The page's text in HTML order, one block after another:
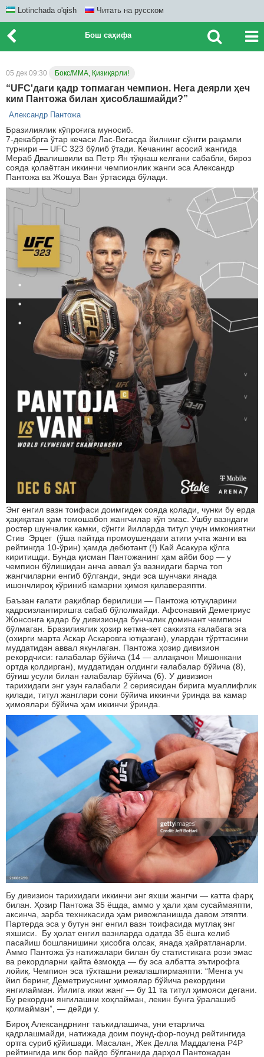
Lotinchada o'qish Читать на русском
Бош саҳифа
05 дек 09:30 Бокс/ММА, Қизиқарли!
“UFC'даги қадр топмаган чемпион. Нега деярли ҳеч
ким Пантожа билан ҳисоблашмайди?”
Александр Пантожа
Бразилиялик кўпроғига муносиб.
7-декабрга ўтар кечаси Лас-Вегасда йилнинг сўнгги рақамли
турнири — UFC 323 бўлиб ўтади. Кечанинг асосий жангида
Мераб Двалишвили ва Петр Ян тўқнаш келгани сабабли, бироз
сояда қолаётган иккинчи чемпионлик жанги эса Александр
Пантожа ва Жошуа Ван ўртасида бўлади.
Энг енгил вазн тоифаси доимгидек сояда қолади, чунки бу ерда
ҳақиқатан ҳам томошабоп жангчилар кўп эмас. Ушбу вазндаги
ростер шунчалик камки, сўнгги йилларда титул учун имкониятни
Стив Эрцег (ўша пайтда промоушендаги атиги учта жанги ва
рейтингда 10-ўрин) ҳамда дебютант (!) Кай Асакура қўлга
киритишди. Бунда қисман Пантожанинг ҳам айби бор — у
чемпион бўлишидан анча аввал ўз вазнидаги барча топ
жангчиларни енгиб бўлганди, энди эса шунчаки янада
ишончлироқ кўриниб камарни ҳимоя қилавераяпти.
Баъзан ғалати рақиблар берилиши — Пантожа ютуқларини
қадрсизлантиришга сабаб бўлолмайди. Афсонавий Деметриус
Жонсонга қадар бу дивизионда бунчалик доминант чемпион
бўлмаган. Бразилиялик ҳозир кетма-кет саккизта ғалабага эга
(охирги марта Аскар Аскаровга ютқазган), улардан тўрттасини
муддатидан аввал якунлаган. Пантожа ҳозир дивизион
рекордчиси: ғалабалар бўйича (14 — аллақачон Мишонкани
ортда қолдирган), муддатидан олдинги ғалабалар бўйича (8),
бўғиш усули билан ғалабалар бўйича (6). У дивизион
тарихидаги энг узун ғалабали 2 сериясидан бирига муаллифлик
қилади, титул жанглари сони бўйича иккинчи ўринда ва камар
ҳимоялари бўйича ҳам иккинчи ўринда.
Бу дивизион тарихидаги иккинчи энг яхши жангчи — катта фарқ
билан. Ҳозир Пантожа 35 ёшда, аммо у ҳали ҳам сусаймаяпти,
аксинча, зарба техникасида ҳам ривожланишда давом этяпти.
Партерда эса у бутун энг енгил вазн тоифасида мутлақ энг
яхшиси. Бу ҳолат енгил вазнларда одатда 35 ёшга келиб
пасайиш бошланишини ҳисобга олсак, янада ҳайратланарли.
Аммо Пантожа ўз натижалари билан бу статистикага рози эмас
ва рекордларни қайта ёзмоқда — бу эса албатта эътирофга
лойиқ. Чемпион эса тўхташни режалаштирмаяпти: “Менга уч
йил беринг, Деметриуснинг ҳимоялар бўйича рекордини
янгилайман. Йилига икки жанг — бу 11 та титул ҳимояси дегани.
Бу рекордни янгилашни хоҳлайман, лекин бунга ўралашиб
қолмайман”, — дейди у.
Бироқ Александрнинг таъкидлашича, уни етарлича
қадрлашмайди, натижада доим поунд-фор-поунд рейтингида
ортга суриб қўйишади. Масалан, Жек Делла Маддалена P4P
рейтингида илк бор пайдо бўлганида дарҳол Пантожадан